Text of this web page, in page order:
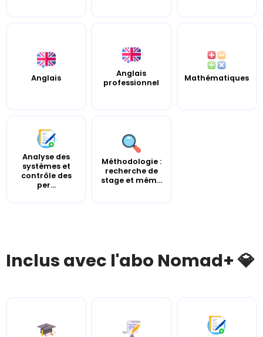
Anglais
Anglais
professionnel
Mathématiques
Analyse des
systèmes et
contrôle des
per...
Méthodologie :
recherche de
stage et mém...
Inclus avec l'abo Nomad+ 💎